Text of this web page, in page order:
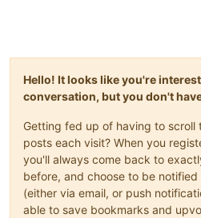
Hello! It looks like you're
conversation, but you don't
Getting fed up of having to scroll
posts each visit? When you
you'll always come back to
before, and choose to be
(either via email, or push
able to save bookmarks and